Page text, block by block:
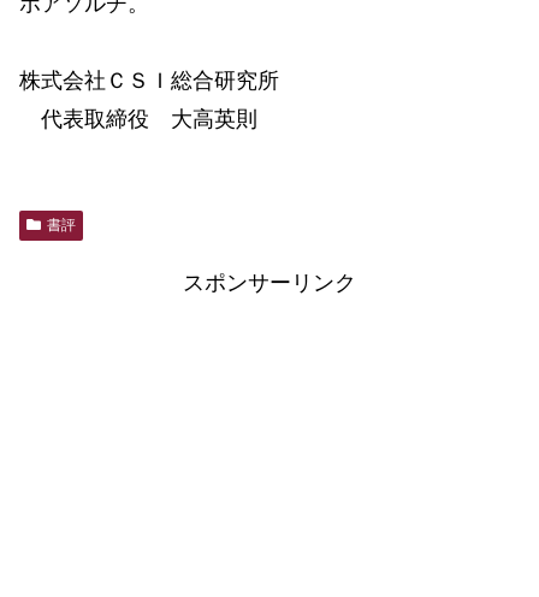
株式会社ＣＳＩ総合研究所
代表取締役 大高英則
書評
スポンサーリンク